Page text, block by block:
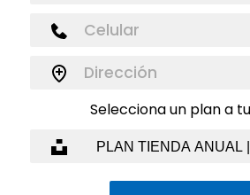
Selecciona un plan a